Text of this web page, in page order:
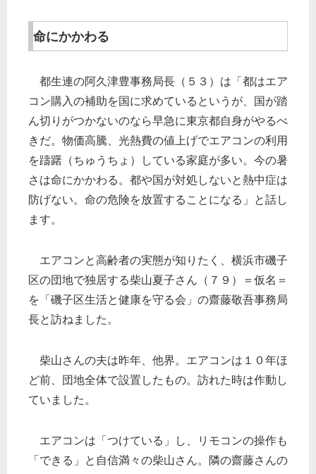
命にかかわる
都生連の阿久津豊事務局長（５３）は「都はエア
コン購入の補助を国に求めているというが、国が踏
ん切りがつかないのなら早急に東京都自身がやるべ
きだ。物価高騰、光熱費の値上げでエアコンの利用
を躊躇（ちゅうちょ）している家庭が多い。今の暑
さは命にかかわる。都や国が対処しないと熱中症は
防げない。命の危険を放置することになる」と話し
ます。
エアコンと高齢者の実態が知りたく、横浜市磯子
区の団地で独居する柴山夏子さん（７９）＝仮名＝
を「磯子区生活と健康を守る会」の齋藤敬吾事務局
長と訪ねました。
柴山さんの夫は昨年、他界。エアコンは１０年ほ
ど前、団地全体で設置したもの。訪れた時は作動し
ていました。
エアコンは「つけている」し、リモコンの操作も
「できる」と自信満々の柴山さん。隣の齋藤さんの